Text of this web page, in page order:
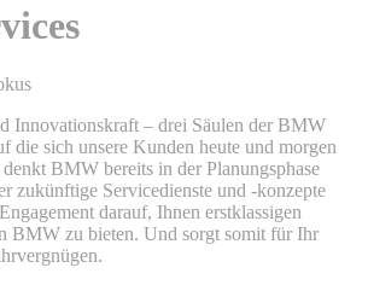
Innovationskraft – drei Säulen der BMW
die sich unsere Kunden heute und morgen
BMW bereits in der Planungsphase
zukünftige Servicedienste und -konzepte
darauf, Ihnen erstklassigen
BMW zu bieten. Und sorgt somit für Ihr